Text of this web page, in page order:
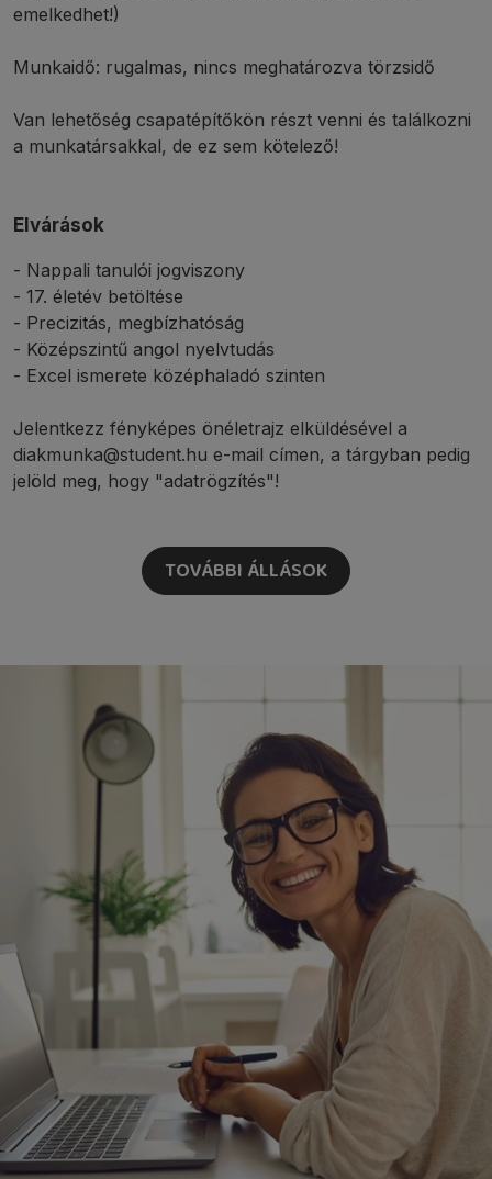
emelkedhet!)
Munkaidő: rugalmas, nincs meghatározva törzsidő
Van lehetőség csapatépítőkön részt venni és találkozni
a munkatársakkal, de ez sem kötelező!
Elvárások
- Nappali tanulói jogviszony
- 17. életév betöltése
- Precizitás, megbízhatóság
- Középszintű angol nyelvtudás
- Excel ismerete középhaladó szinten
Jelentkezz fényképes önéletrajz elküldésével a
diakmunka@student.hu e-mail címen, a tárgyban pedig
jelöld meg, hogy "adatrögzítés"!
TOVÁBBI ÁLLÁSOK